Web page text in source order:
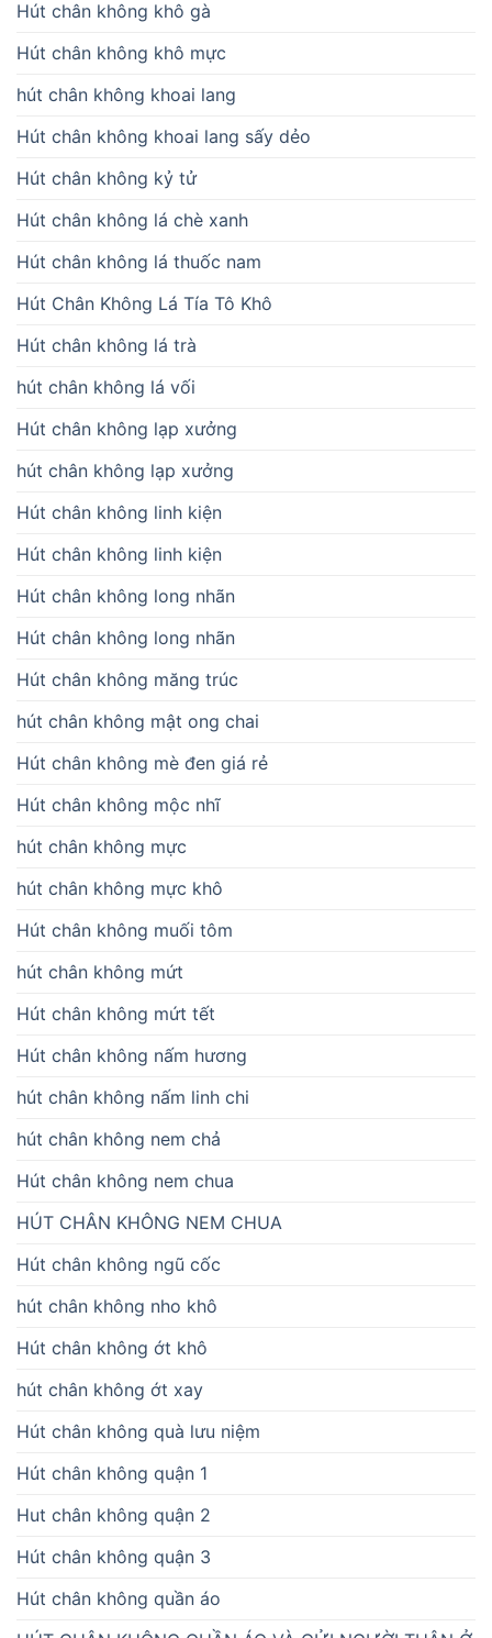
Hút chân không khô gà
Hút chân không khô mực
hút chân không khoai lang
Hút chân không khoai lang sấy dẻo
Hút chân không kỷ tử
Hút chân không lá chè xanh
Hút chân không lá thuốc nam
Hút Chân Không Lá Tía Tô Khô
Hút chân không lá trà
hút chân không lá vối
Hút chân không lạp xưởng
hút chân không lạp xưởng
Hút chân không linh kiện
Hút chân không linh kiện
Hút chân không long nhãn
Hút chân không long nhãn
Hút chân không măng trúc
hút chân không mật ong chai
Hút chân không mè đen giá rẻ
Hút chân không mộc nhĩ
hút chân không mực
hút chân không mực khô
Hút chân không muối tôm
hút chân không mứt
Hút chân không mứt tết
Hút chân không nấm hương
hút chân không nấm linh chi
hút chân không nem chả
Hút chân không nem chua
HÚT CHÂN KHÔNG NEM CHUA
Hút chân không ngũ cốc
hút chân không nho khô
Hút chân không ớt khô
hút chân không ớt xay
Hút chân không quà lưu niệm
Hút chân không quận 1
Hut chân không quận 2
Hút chân không quận 3
Hút chân không quần áo